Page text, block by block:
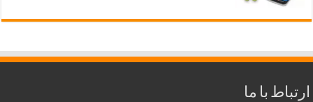
ارتباط با ما